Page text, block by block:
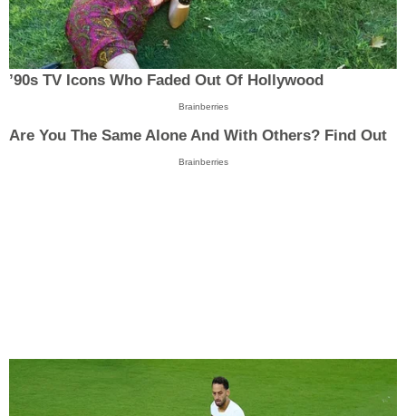
’90s TV Icons Who Faded Out Of Hollywood
Brainberries
Are You The Same Alone And With Others? Find Out
Brainberries